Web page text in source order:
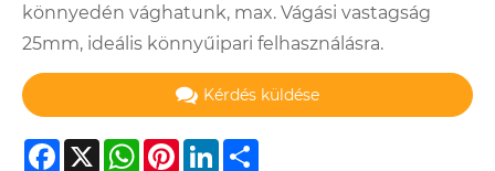
könnyedén vághatunk, max. Vágási vastagság
25mm, ideális könnyűipari felhasználásra.
Kérdés küldése
Facebook
X WhatsApp
Pinterest
LinkedIn